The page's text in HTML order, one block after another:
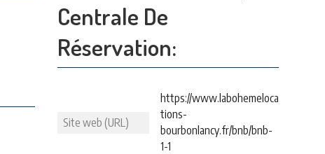
Centrale De
Réservation:
Site web (URL)
https://www.labohemeloca
tions-
bourbonlancy.fr/bnb/bnb-
1-1